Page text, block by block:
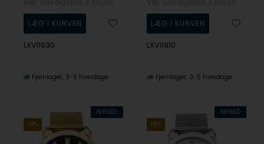
LXVI1930
Fjernlager 3-5 hverdage
LXVI1910
Fjernlager 3-5 hverdage
NYHED
19%
NYHED
19%